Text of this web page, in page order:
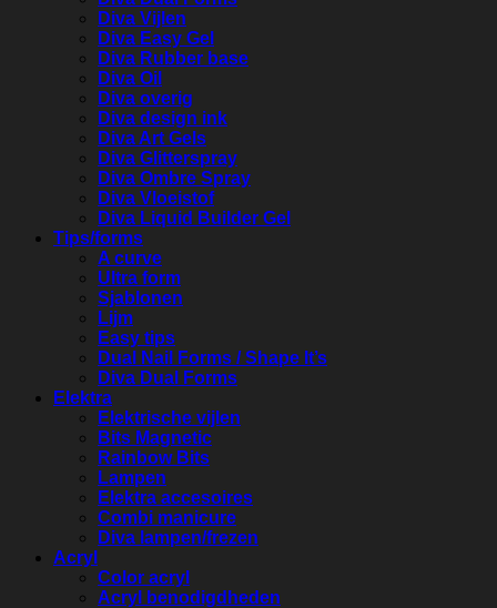
Diva Vijlen
Diva Easy Gel
Diva Rubber base
Diva Oil
Diva overig
Diva design ink
Diva Art Gels
Diva Glitterspray
Diva Ombre Spray
Diva Vloeistof
Diva Liquid Builder Gel
Tips/forms
A curve
Ultra form
Sjablonen
Lijm
Easy tips
Dual Nail Forms / Shape It’s
Diva Dual Forms
Elektra
Elektrische vijlen
Bits Magnetic
Rainbow Bits
Lampen
Elektra accesoires
Combi manicure
Diva lampen/frezen
Acryl
Color acryl
Acryl benodigdheden